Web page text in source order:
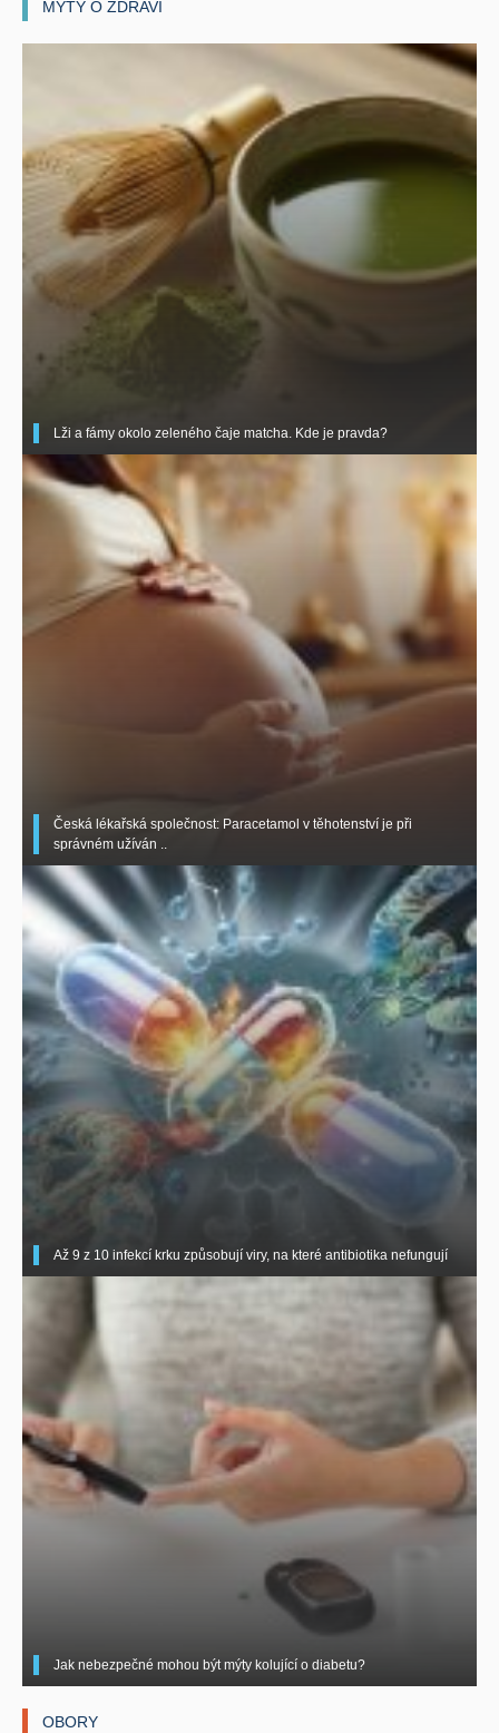
MÝTY O ZDRAVÍ
Lži a fámy okolo zeleného čaje matcha. Kde je pravda?
Česká lékařská společnost: Paracetamol v těhotenství je při
správném užíván ..
Až 9 z 10 infekcí krku způsobují viry, na které antibiotika nefungují
Jak nebezpečné mohou být mýty kolující o diabetu?
OBORY